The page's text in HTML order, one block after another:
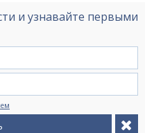
и узнавайте первыми